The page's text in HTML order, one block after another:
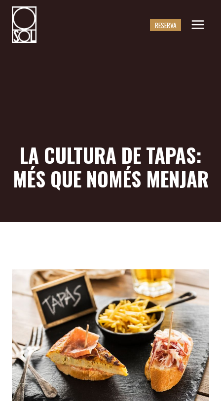
Saltar
contingut
RESERVA
LA CULTURA DE TAPAS:
MÉS QUE NOMÉS MENJAR